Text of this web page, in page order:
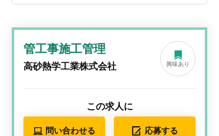
管工事施工管理
高砂熱学工業株式会社 興味あり
この求人に
問い合わせる 応募する